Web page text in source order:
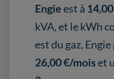
Engieest à
kVA, et le kWh
est du gaz,
26,00 €/moiset